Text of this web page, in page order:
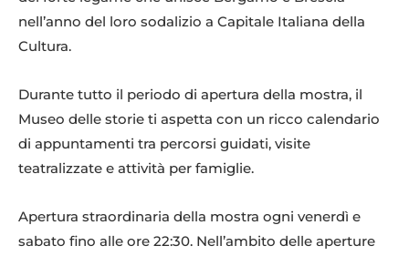
nell’anno del loro sodalizio a Capitale Italiana della
Cultura.
Durante tutto il periodo di apertura della mostra, il
Museo delle storie ti aspetta con un ricco calendario
di appuntamenti tra percorsi guidati, visite
teatralizzate e attività per famiglie.
Apertura straordinaria della mostra ogni venerdì e
sabato fino alle ore 22:30. Nell’ambito delle aperture